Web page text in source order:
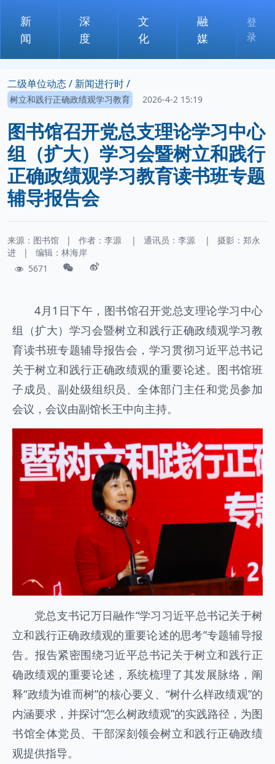
新
闻
深
度
文
化
融
媒
登
录
二级单位动态 / 新闻进行时 /
树立和践行正确政绩观学习教育 2026-4-2 15:19
图书馆召开党总支理论学习中心
组（扩大）学习会暨树立和践行
正确政绩观学习教育读书班专题
辅导报告会
来源：图书馆 | 作者： 李源 | 通讯员： 李源 | 摄影： 郑永
进
|
编辑：林海岸
5671
4月1日下午，图书馆召开党总支理论学习中心
组（扩大）学习会暨树立和践行正确政绩观学习教
育读书班专题辅导报告会，学习贯彻习近平总书记
关于树立和践行正确政绩观的重要论述。图书馆班
子成员、副处级组织员、全体部门主任和党员参加
会议，会议由副馆长王中向主持。
党总支书记万日融作“学习习近平总书记关于树
立和践行正确政绩观的重要论述的思考”专题辅导报
告。报告紧密围绕习近平总书记关于树立和践行正
确政绩观的重要论述，系统梳理了其发展脉络，阐
释“政绩为谁而树”的核心要义、“树什么样政绩观”的
内涵要求，并探讨“怎么树政绩观”的实践路径，为图
书馆全体党员、干部深刻领会树立和践行正确政绩
观提供指导。